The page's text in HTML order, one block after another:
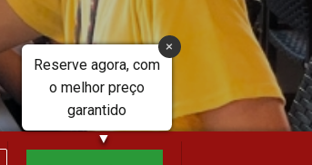
Reserve agora, com
o melhor preço
garantido
▼